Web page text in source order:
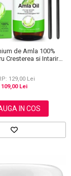
de Amla 100%
Cresterea si Intarirea
129,00 Lei
109,00 Lei
IN COS